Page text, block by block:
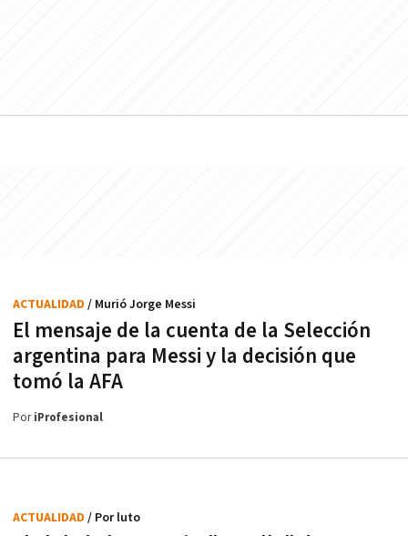
El mensaje de la cuenta de la Selección
argentina para Messi y la decisión que
tomó la AFA
ACTUALIDAD / Murió Jorge Messi
PoriProfesional
ACTUALIDAD / Por luto